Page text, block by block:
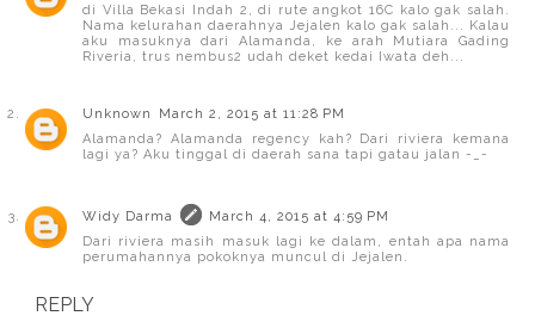
di Villa Bekasi Indah 2, di rute angkot 16C kalo gak salah.
Nama kelurahan daerahnya Jejalen kalo gak salah... Kalau
aku masuknya dari Alamanda, ke arah Mutiara Gading
Riveria, trus nembus2 udah deket kedai Iwata deh...
Unknown
March 2, 2015 at 11:28 PM
Alamanda? Alamanda regency kah? Dari riviera kemana
lagi ya? Aku tinggal di daerah sana tapi gatau jalan -_-
Widy Darma
March 4, 2015 at 4:59 PM
Dari riviera masih masuk lagi ke dalam, entah apa nama
perumahannya pokoknya muncul di Jejalen.
REPLY